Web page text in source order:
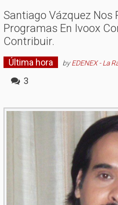
Santiago Vázquez Nos
Programas En Ivoox
Contribuir.
Última hora byEDENEX - La
3